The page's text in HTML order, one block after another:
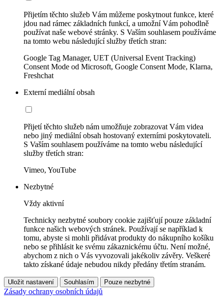
Přijetím těchto služeb Vám můžeme poskytnout funkce, které
jdou nad rámec základních funkcí, a umožní Vám pohodlně
používat naše webové stránky. S Vaším souhlasem používáme
na tomto webu následující služby třetích stran:
Google Tag Manager, UET (Universal Event Tracking)
Consent Mode od Microsoft, Google Consent Mode, Klarna,
Freshchat
Externí mediální obsah
Přijetí těchto služeb nám umožňuje zobrazovat Vám videa
nebo jiný mediální obsah hostovaný externími poskytovateli.
S Vaším souhlasem používáme na tomto webu následující
služby třetích stran:
Vimeo, YouTube
Nezbytné
Vždy aktivní
Technicky nezbytné soubory cookie zajišťují pouze základní
funkce našich webových stránek. Používají se například k
tomu, abyste si mohli přidávat produkty do nákupního košíku
nebo se přihlásit ke svému zákaznickému účtu. Není možné,
abychom z nich o Vás vyvozovali jakékoliv závěry. Veškeré
takto získané údaje nebudou nikdy předány třetím stranám.
Uložit nastavení Souhlasím Pouze nezbytné
Zásady ochrany osobních údajů